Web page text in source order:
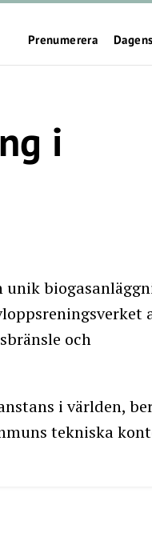
Prenumerera
i
unik
och
i världen,
tekniska